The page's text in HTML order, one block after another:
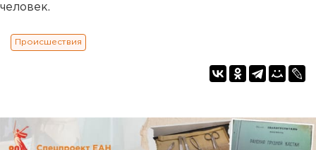
человек.
Происшествия